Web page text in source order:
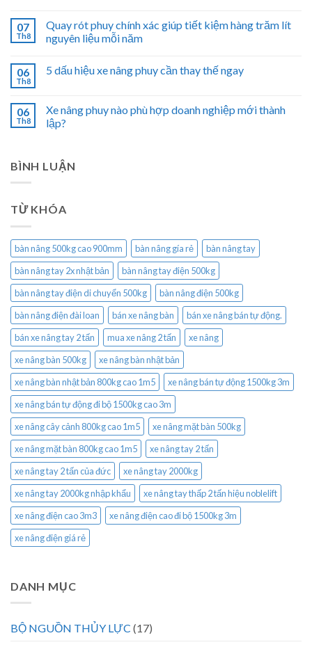
07
Th8
Quay rót phuy chính xác giúp tiết kiệm hàng trăm lít
nguyên liệu mỗi năm
06
Th8
5 dấu hiệu xe nâng phuy cần thay thế ngay
06
Th8
Xe nâng phuy nào phù hợp doanh nghiệp mới thành
lập?
BÌNH LUẬN
TỪ KHÓA
bàn nâng 500kg cao 900mm bàn nâng gía rẻ
bàn nâng tay
bàn nâng tay 2x nhật bản
bàn nâng tay điện 500kg
bàn nâng tay điện di chuyển 500kg
bàn nâng điện 500kg
bàn nâng điện đài loan
bán xe nâng bàn
bán xe nâng bán tự động.
bán xe nâng tay 2 tấn
mua xe nâng 2 tấn
xe nâng
xe nâng bàn 500kg
xe nâng bàn nhật bản
xe nâng bàn nhật bản 800kg cao 1m5
xe nâng bán tự động 1500kg 3m
xe nâng bán tự động đi bộ 1500kg cao 3m
xe nâng cây cảnh 800kg cao 1m5
xe nâng mặt bàn 500kg
xe nâng mặt bàn 800kg cao 1m5
xe nâng tay 2 tấn
xe nâng tay 2 tấn của đức
xe nâng tay 2000kg
xe nâng tay 2000kg nhập khẩu
xe nâng tay thấp 2 tấn hiệu noblelift
xe nâng điện cao 3m3
xe nâng điện cao đi bộ 1500kg 3m
xe nâng điện giá rẻ
DANH MỤC
BỘ NGUỒN THỦY LỰC (17)